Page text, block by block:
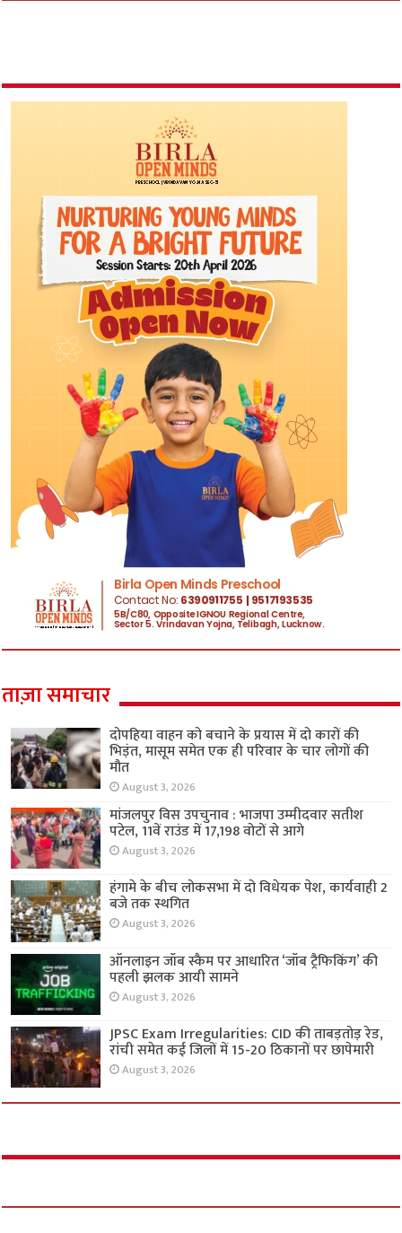
ताज़ा समाचार
दोपहिया वाहन को बचाने के प्रयास में दो कारों की
भिड़ंत, मासूम समेत एक ही परिवार के चार लोगों की
मौत
August 3, 2026
मांजलपुर विस उपचुनाव : भाजपा उम्मीदवार सतीश
पटेल, 11वें राउंड में 17,198 वोटों से आगे
August 3, 2026
हंगामे के बीच लोकसभा में दो विधेयक पेश, कार्यवाही 2
बजे तक स्थगित
August 3, 2026
ऑनलाइन जॉब स्कैम पर आधारित ‘जॉब ट्रैफिकिंग’ की
पहली झलक आयी सामने
August 3, 2026
JPSC Exam Irregularities: CID की ताबड़तोड़ रेड,
रांची समेत कई जिलों में 15-20 ठिकानों पर छापेमारी
August 3, 2026